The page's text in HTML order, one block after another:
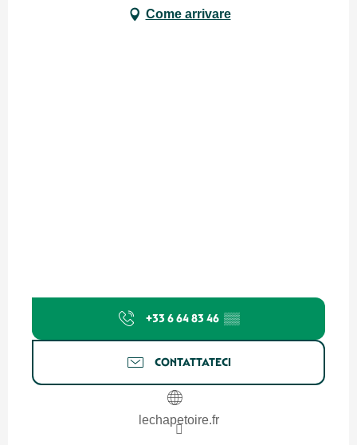
Come arrivare
+33 6 64 83 46 ▒▒
CONTATTATECI
lechapetoire.fr